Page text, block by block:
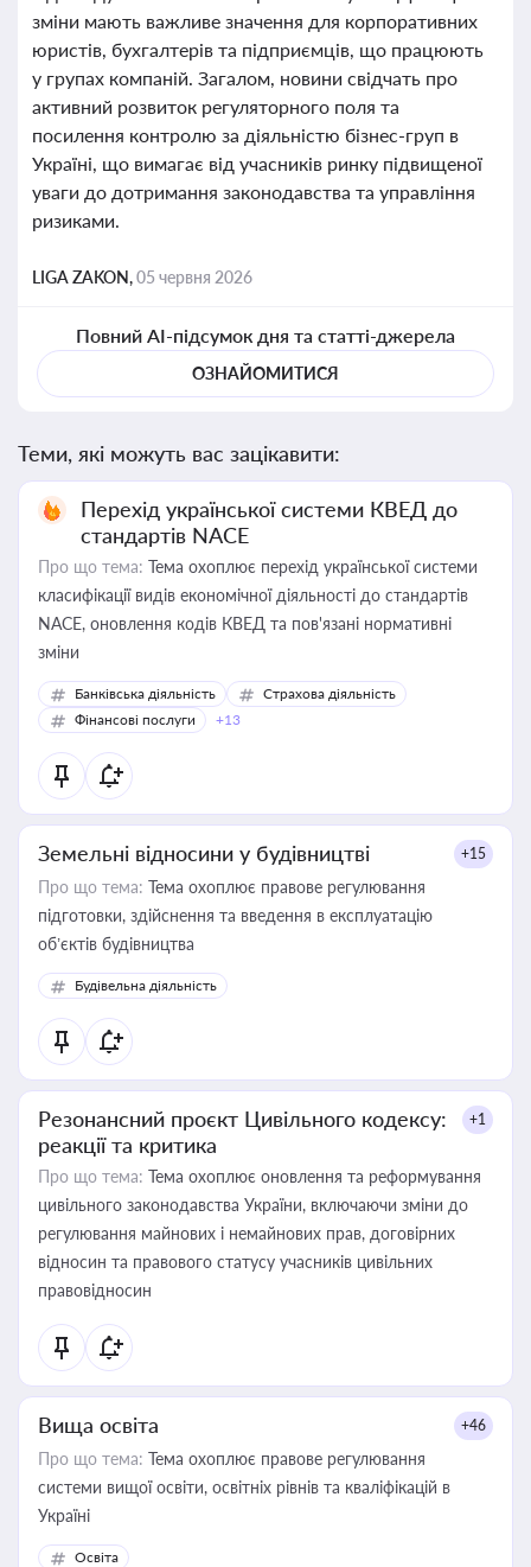
зміни мають важливе значення для корпоративних
юристів, бухгалтерів та підприємців, що працюють
у групах компаній. Загалом, новини свідчать про
активний розвиток регуляторного поля та
посилення контролю за діяльністю бізнес-груп в
Україні, що вимагає від учасників ринку підвищеної
уваги до дотримання законодавства та управління
ризиками.
LIGA ZAKON,05 червня 2026
Повний AI-підсумок дня та статті-джерела
ОЗНАЙОМИТИСЯ
Теми, які можуть вас зацікавити:
Перехід української системи КВЕД до
стандартів NACE
Про що тема: Тема охоплює перехід української системи
класифікації видів економічної діяльності до стандартів
NACE, оновлення кодів КВЕД та пов'язані нормативні
зміни
Банківська діяльність
Страхова діяльність
Фінансові послуги
+13
Земельні відносини у будівництві +15
Про що тема: Тема охоплює правове регулювання
підготовки, здійснення та введення в експлуатацію
об’єктів будівництва
Будівельна діяльність
Резонансний проєкт Цивільного кодексу:
реакції та критика
+1
Про що тема: Тема охоплює оновлення та реформування
цивільного законодавства України, включаючи зміни до
регулювання майнових і немайнових прав, договірних
відносин та правового статусу учасників цивільних
правовідносин
Вища освіта +46
Про що тема: Тема охоплює правове регулювання
системи вищої освіти, освітніх рівнів та кваліфікацій в
Україні
Освіта